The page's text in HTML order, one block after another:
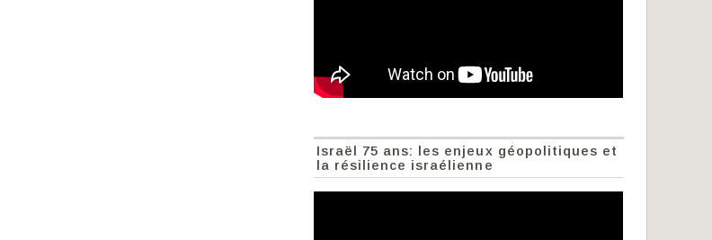
Israël 75 ans: les enjeux géopolitiques et
la résilience israélienne